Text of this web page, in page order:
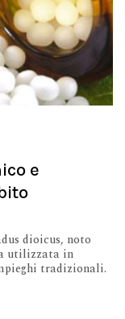
e
dioicus, noto
utilizzata in
tradizionali.